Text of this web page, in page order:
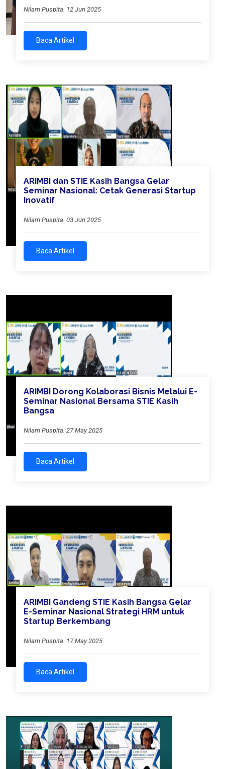
Nilam Puspita. 12 Jun 2025
Baca Artikel
ARIMBI dan STIE Kasih Bangsa Gelar
Seminar Nasional: Cetak Generasi Startup
Inovatif
Nilam Puspita. 03 Jun 2025
Baca Artikel
ARIMBI Dorong Kolaborasi Bisnis Melalui E-
Seminar Nasional Bersama STIE Kasih
Bangsa
Nilam Puspita. 27 May 2025
Baca Artikel
ARIMBI Gandeng STIE Kasih Bangsa Gelar
E-Seminar Nasional Strategi HRM untuk
Startup Berkembang
Nilam Puspita. 17 May 2025
Baca Artikel